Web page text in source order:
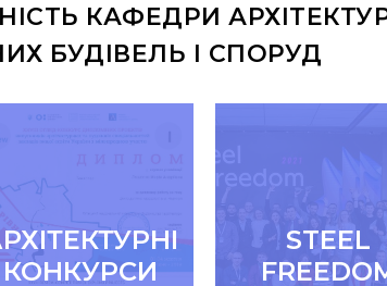
КАФЕДРИ
БУДІВЕЛЬ І СПОРУД
КОНКУРСИ
STEEL